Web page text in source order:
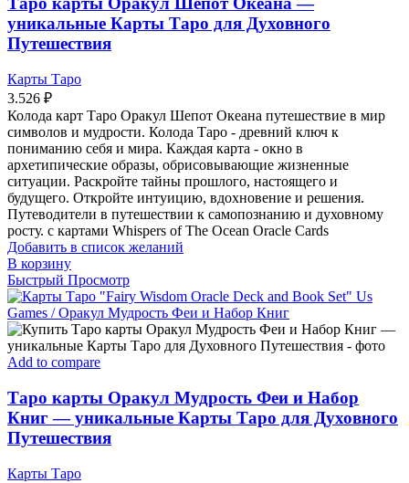
уникальные Карты Таро для Духовного
Путешествия
Карты Таро
3.526 ₽
Колода карт Таро Оракул Шепот Океана путешествие в мир
символов и мудрости. Колода Таро - древний ключ к
пониманию себя и мира. Каждая карта - окно в
архетипические образы, обрисовывающие жизненные
ситуации. Раскройте тайны прошлого, настоящего и
будущего. Откройте интуицию, вдохновение и решения.
Путеводители в путешествии к самопознанию и духовному
росту. с картами Whispers of The Ocean Oracle Cards
Добавить в список желаний
В корзину
Быстрый Просмотр
Add to compare
Таро карты Оракул Мудрость Феи и Набор
Книг — уникальные Карты Таро для Духовного
Путешествия
Карты Таро